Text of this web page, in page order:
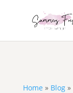
Home » Blog»